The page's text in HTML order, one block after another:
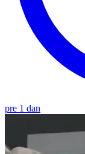
pre 1 dan